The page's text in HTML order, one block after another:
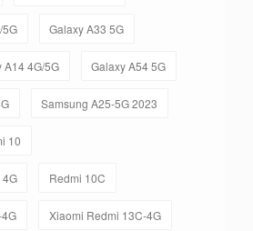
Galaxy A33 5G
A14 4G/5G Galaxy A54 5G
Samsung A25-5G 2023
10
Redmi 10C
Xiaomi Redmi 13C-4G